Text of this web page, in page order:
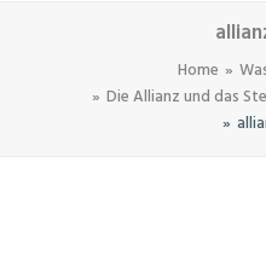
Home
Die Allianz und das